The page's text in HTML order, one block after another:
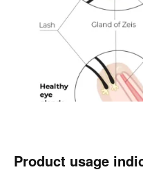
Product usage